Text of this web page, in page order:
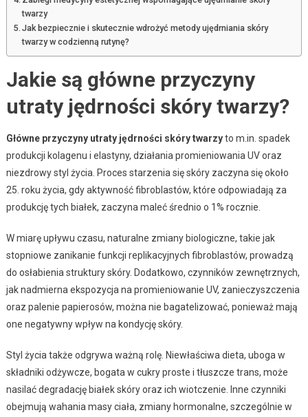
twarzy
Jak bezpiecznie i skutecznie wdrożyć metody ujędrniania skóry
twarzy w codzienną rutynę?
Jakie są główne przyczyny
utraty jędrności skóry twarzy?
Główne przyczyny utraty jędrności skóry twarzyto m.in. spadek
produkcji kolagenu i elastyny, działania promieniowania UV oraz
niezdrowy styl życia. Proces starzenia się skóry zaczyna się około
25. roku życia, gdy aktywność fibroblastów, które odpowiadają za
produkcję tych białek, zaczyna maleć średnio o 1% rocznie.
W miarę upływu czasu, naturalne zmiany biologiczne, takie jak
stopniowe zanikanie funkcji replikacyjnych fibroblastów, prowadzą
do osłabienia struktury skóry. Dodatkowo, czynników zewnętrznych,
jak nadmierna ekspozycja na promieniowanie UV, zanieczyszczenia
oraz palenie papierosów, można nie bagatelizować, ponieważ mają
one negatywny wpływ na kondycję skóry.
Styl życia także odgrywa ważną rolę. Niewłaściwa dieta, uboga w
składniki odżywcze, bogata w cukry proste i tłuszcze trans, może
nasilać degradację białek skóry oraz ich wiotczenie. Inne czynniki
obejmują wahania masy ciała, zmiany hormonalne, szczególnie w